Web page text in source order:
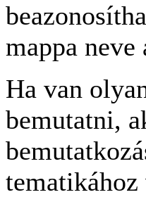
mappa
Ha van
bemutatni,